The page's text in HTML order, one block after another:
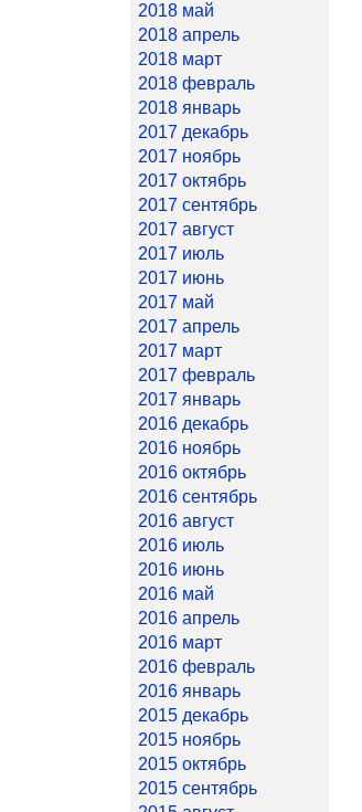
2018 май
2018 апрель
2018 март
2018 февраль
2018 январь
2017 декабрь
2017 ноябрь
2017 октябрь
2017 сентябрь
2017 август
2017 июль
2017 июнь
2017 май
2017 апрель
2017 март
2017 февраль
2017 январь
2016 декабрь
2016 ноябрь
2016 октябрь
2016 сентябрь
2016 август
2016 июль
2016 июнь
2016 май
2016 апрель
2016 март
2016 февраль
2016 январь
2015 декабрь
2015 ноябрь
2015 октябрь
2015 сентябрь